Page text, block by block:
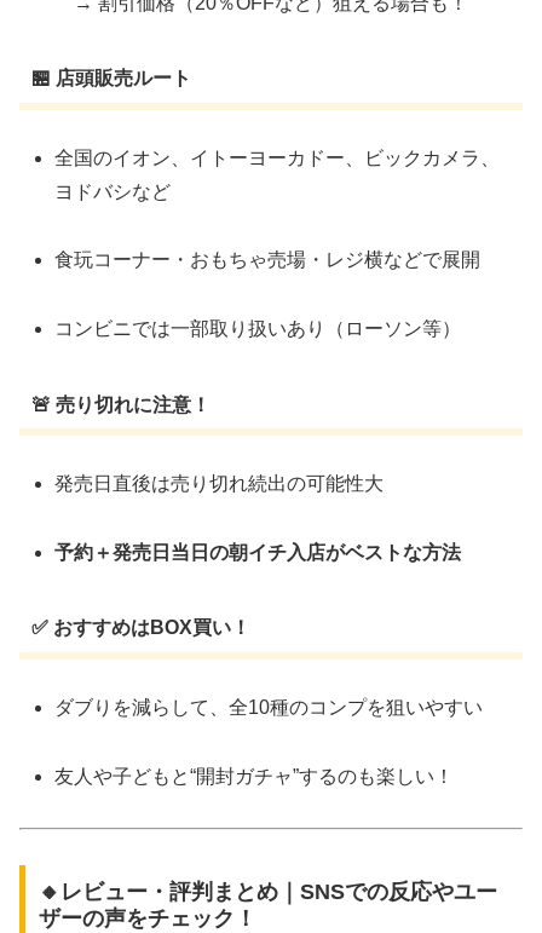
🏪 店頭販売ルート
全国のイオン、イトーヨーカドー、ビックカメラ、
ヨドバシなど
食玩コーナー・おもちゃ売場・レジ横などで展開
コンビニでは一部取り扱いあり（ローソン等）
🚨 売り切れに注意！
発売日直後は売り切れ続出の可能性大
予約＋発売日当日の朝イチ入店がベストな方法
✅ おすすめはBOX買い！
ダブりを減らして、全10種のコンプを狙いやすい
友人や子どもと“開封ガチャ”するのも楽しい！
🔸レビュー・評判まとめ｜SNSでの反応やユー
ザーの声をチェック！